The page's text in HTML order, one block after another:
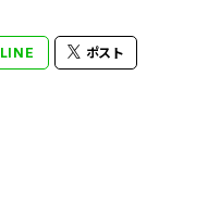
LINE ポスト